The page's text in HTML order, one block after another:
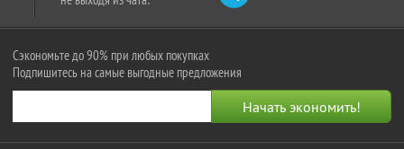
Сэкономьте до 90% при любых покупках
Подпишитесь на самые выгодные предложения